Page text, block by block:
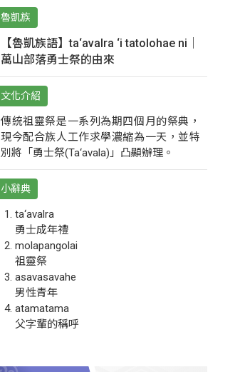
魯凱族
【魯凱族語】ta‘avalra ‘i tatolohae ni｜
萬山部落勇士祭的由來
文化介紹
傳統祖靈祭是一系列為期四個月的祭典，
現今配合族人工作求學濃縮為一天，並特
別將「勇士祭(Ta‘avala)」凸顯辦理。
小辭典
ta‘avalra
勇士成年禮
molapangolai
祖靈祭
asavasavahe
男性青年
atamatama
父字輩的稱呼